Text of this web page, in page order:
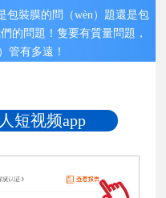
包裝膜的問（wèn）題還是包
的問題！隻要有質量問題，
管有多遠！
短视频app